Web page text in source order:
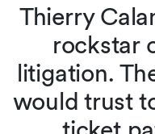
Thierry
rockstar
litigation.
would trust